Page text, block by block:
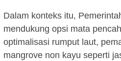
Dalam konteks itu,
mendukung opsi mata
optimalisasi rumput laut,
mangrove non kayu seperti